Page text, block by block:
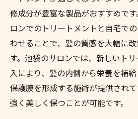
修成分が豊富な製品がおすすめで
ロンでのトリートメントと自宅で
わせることで、髪の質感を大幅に
す。池袋のサロンでは、新しいト
入により、髪の内側から栄養を補
保護膜を形成する施術が提供され
強く美しく保つことが可能です。